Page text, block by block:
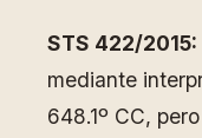
STS 422/2015:
mediante
648.1º CC,